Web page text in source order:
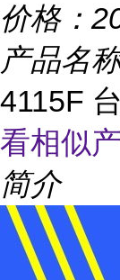
价格：
产品名
4115F
看相似
简介